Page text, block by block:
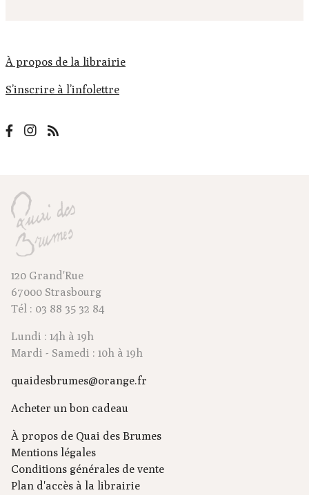
À propos de la librairie
S’inscrire à l’infolettre
120 Grand'Rue
67000 Strasbourg
Tél : 03 88 35 32 84
Lundi : 14h à 19h
Mardi - Samedi : 10h à 19h
quaidesbrumes@orange.fr
Acheter un bon cadeau
À propos de Quai des Brumes
Mentions légales
Conditions générales de vente
Plan d'accès à la librairie